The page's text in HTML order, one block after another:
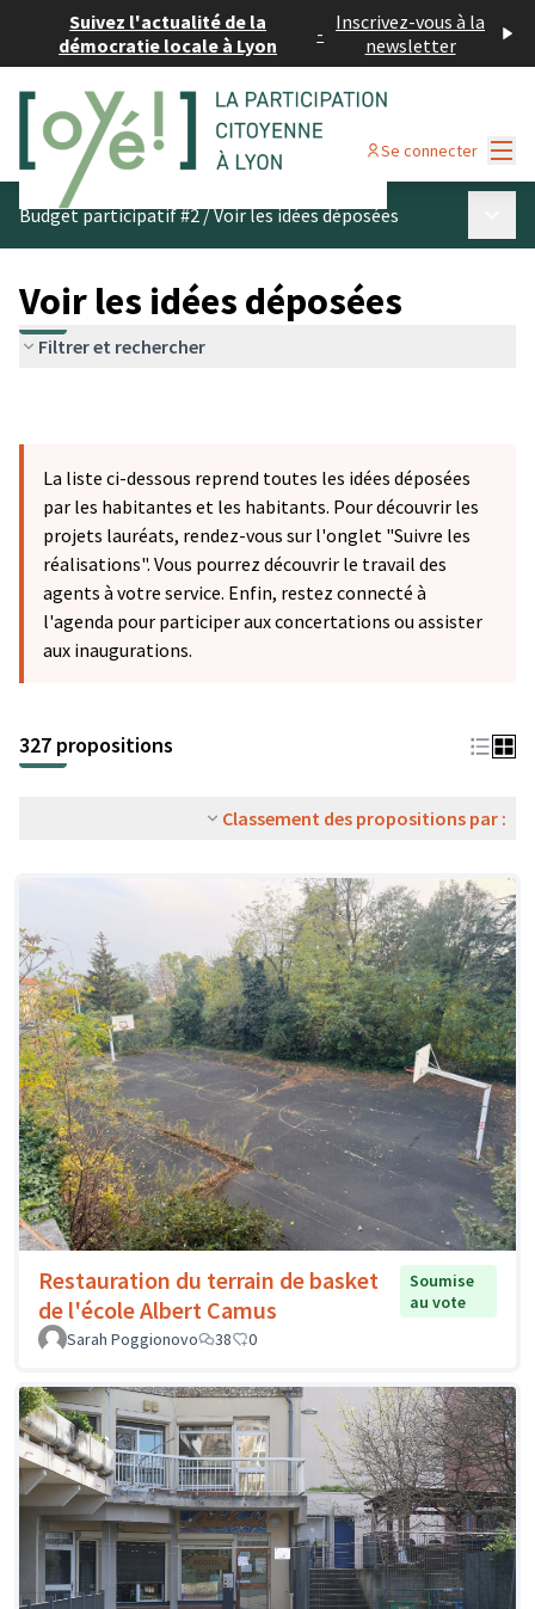
Suivez l'actualité de la
démocratie locale à Lyon
- Inscrivez-vous à la
newsletter
Se connecter
Budget participatif #2/Voir les idées déposées
Voir les idées déposées
Filtrer et rechercher
La liste ci-dessous reprend toutes les idées déposées
par les habitantes et les habitants. Pour découvrir les
projets lauréats, rendez-vous sur l'onglet "Suivre les
réalisations". Vous pourrez découvrir le travail des
agents à votre service. Enfin, restez connecté à
l'agenda pour participer aux concertations ou assister
aux inaugurations.
327 propositions
Classement des propositions par :
Restauration du terrain de basket
de l'école Albert Camus
Soumise
au vote
Sarah Poggionovo
38 0